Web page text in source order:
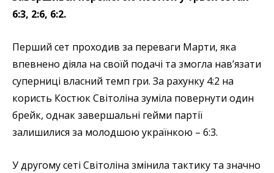
6:3, 2:6, 6:2.
Перший сет проходив за переваги Марти, яка
впевнено діяла на своїй подачі та змогла нав’язати
суперниці власний темп гри. За рахунку 4:2 на
користь Костюк Світоліна зуміла повернути один
брейк, однак завершальні гейми партії
залишилися за молодшою українкою – 6:3.
У другому сеті Світоліна змінила тактику та значно